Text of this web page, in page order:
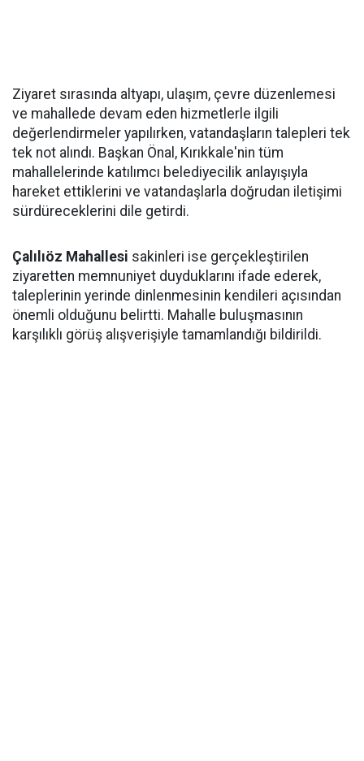
Ziyaret sırasında altyapı, ulaşım, çevre düzenlemesi
ve mahallede devam eden hizmetlerle ilgili
değerlendirmeler yapılırken, vatandaşların talepleri tek
tek not alındı. Başkan Önal, Kırıkkale'nin tüm
mahallelerinde katılımcı belediyecilik anlayışıyla
hareket ettiklerini ve vatandaşlarla doğrudan iletişimi
sürdüreceklerini dile getirdi.
Çalılıöz Mahallesi sakinleri ise gerçekleştirilen
ziyaretten memnuniyet duyduklarını ifade ederek,
taleplerinin yerinde dinlenmesinin kendileri açısından
önemli olduğunu belirtti. Mahalle buluşmasının
karşılıklı görüş alışverişiyle tamamlandığı bildirildi.